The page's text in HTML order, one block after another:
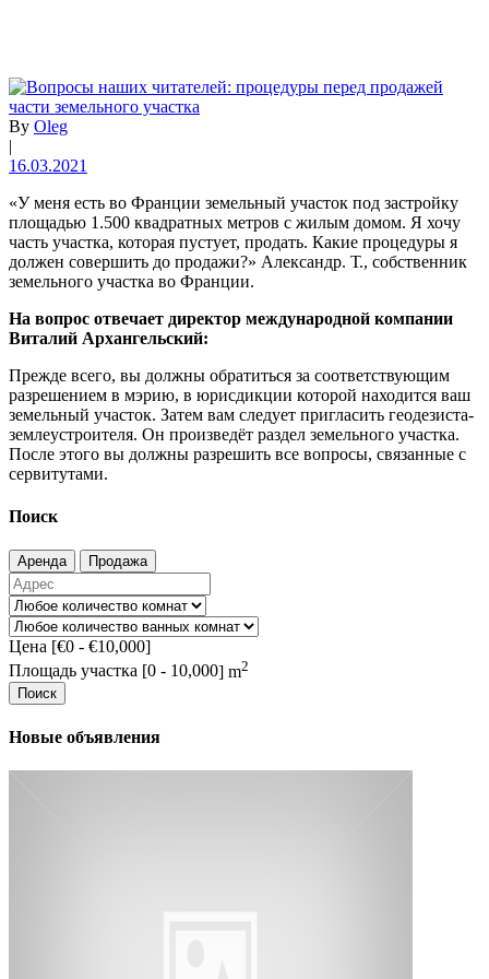
By Oleg
|
16.03.2021
«У меня есть во Франции земельный участок под застройку
площадью 1.500 квадратных метров с жилым домом. Я хочу
часть участка, которая пустует, продать. Какие процедуры я
должен совершить до продажи?» Александр. Т., собственник
земельного участка во Франции.
На вопрос отвечает директор международной компании
Виталий Архангельский:
Прежде всего, вы должны обратиться за соответствующим
разрешением в мэрию, в юрисдикции которой находится ваш
земельный участок. Затем вам следует пригласить геодезиста-
землеустроителя. Он произведёт раздел земельного участка.
После этого вы должны разрешить все вопросы, связанные с
сервитутами.
Поиск
Аренда Продажа
Цена [€0 - €10,000]
Площадь участка [0 - 10,000] m2
Поиск
Новые объявления